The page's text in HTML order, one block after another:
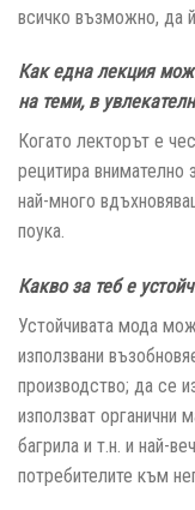
всичко възможно, да
Как една лекция
на теми, в
Когато лекторът е
рецитира внимателно
най-много
поука.
Какво за теб е
Устойчивата мода
използвани
производство; да се
използват органични
багрила и т.н. и най-
потребителите към